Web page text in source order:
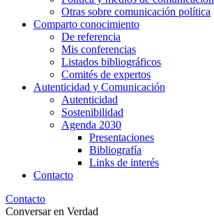
Otras sobre comunicación política
Comparto conocimiento
De referencia
Mis conferencias
Listados bibliográficos
Comités de expertos
Autenticidad y Comunicación
Autenticidad
Sostenibilidad
Agenda 2030
Presentaciones
Bibliografía
Links de interés
Contacto
Contacto
Conversar en Verdad